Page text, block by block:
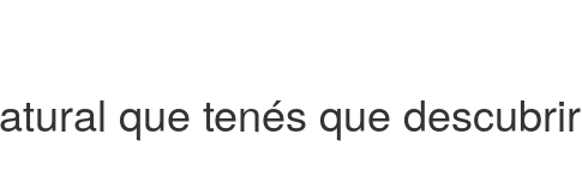
que tenés que descubrir